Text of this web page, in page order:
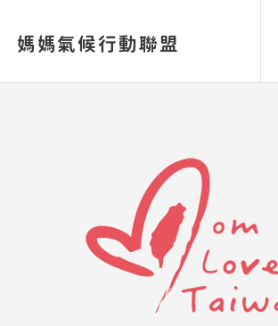
媽媽氣候行動聯盟